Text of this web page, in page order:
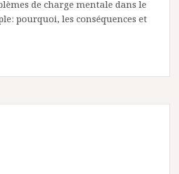
de charge mentale dans le
pourquoi, les conséquences et